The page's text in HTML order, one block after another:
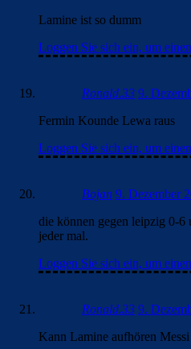
Lamine ist so dumm
Loggen Sie sich ein, um
Ronald.33 9.
Fermin Kounde Lewa raus
Loggen Sie sich ein, um
Bojan 9. Dezember
die können gegen leipzig 0-6
jeder mal.
Loggen Sie sich ein, um
Ronald.33 9.
Kann Lamine aufhören